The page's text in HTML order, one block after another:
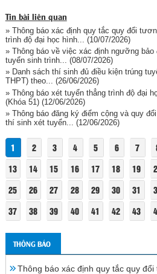
Tin bài liên quan
» Thông báo xác định quy tắc quy đổi
trình độ đại học hình...
(10/07/2026)
» Thông báo về việc xác định ngưỡng
tuyển sinh trình... (08/07/2026)
» Danh sách thí sinh đủ điều kiện trúng
THPT) theo... (26/06/2026)
» Thông báo xét tuyển thẳng trình độ đại
(Khóa 51)(12/06/2026)
» Thông báo đăng ký điểm cộng và quy
thí sinh xét tuyển... (12/06/2026)
1 2 3 4 5 6 7
13
14 15 16 17 18 19
25
26 27 28 29 30 31
37
38 39 40 41 42 43
THÔNG BÁO
Thông báo xác định quy tắc quy